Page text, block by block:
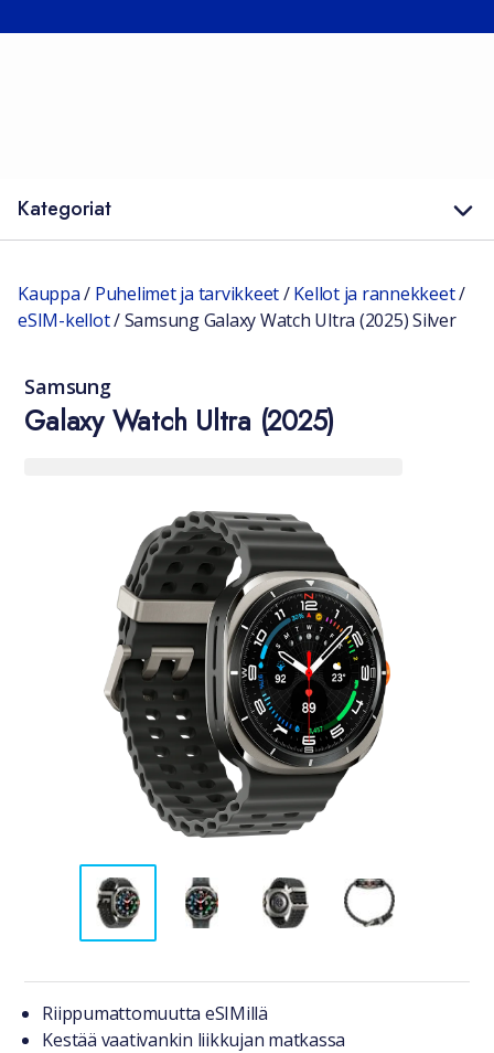
Kategoriat
Kauppa/ Puhelimet ja tarvikkeet/Kellot ja rannekkeet/
eSIM-kellot/Samsung Galaxy Watch Ultra (2025) Silver
Galaxy Watch Ultra (2025)
Samsung
Tuotteesta lyhyesti
Riippumattomuutta eSIMillä
Kestää vaativankin liikkujan matkassa